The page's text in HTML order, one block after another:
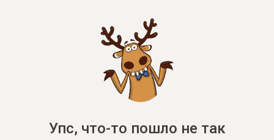
Упс, что-то пошло не так